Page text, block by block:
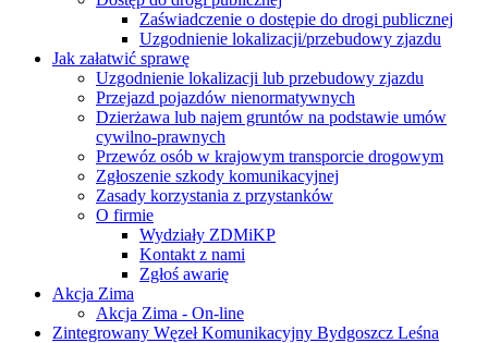
Zaświadczenie o dostępie do drogi publicznej
Uzgodnienie lokalizacji/przebudowy zjazdu
Jak załatwić sprawę
Uzgodnienie lokalizacji lub przebudowy zjazdu
Przejazd pojazdów nienormatywnych
Dzierżawa lub najem gruntów na podstawie umów
cywilno-prawnych
Przewóz osób w krajowym transporcie drogowym
Zgłoszenie szkody komunikacyjnej
Zasady korzystania z przystanków
O firmie
Wydziały ZDMiKP
Kontakt z nami
Zgłoś awarię
Akcja Zima
Akcja Zima - On-line
Zintegrowany Węzeł Komunikacyjny Bydgoszcz Leśna